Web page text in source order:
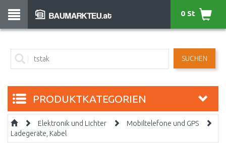
SUCHEN
0 St
PRODUKTKATEGORIEN
Elektronik und Lichter
Mobiltelefone und GPS
Ladegeräte, Kabel